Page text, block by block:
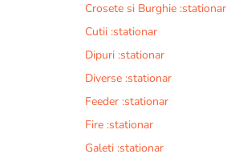
Crosete si Burghie :stationar
Cutii :stationar
Dipuri :stationar
Diverse :stationar
Feeder :stationar
Fire :stationar
Galeti :stationar